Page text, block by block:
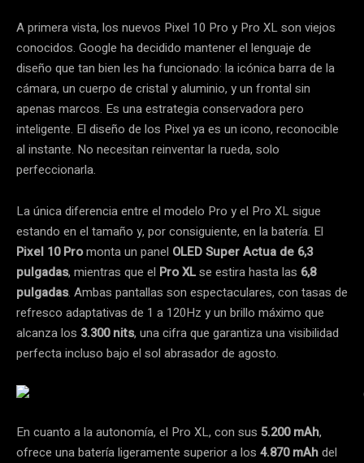
A primera vista, los nuevos Pixel 10 Pro y Pro XL son viejos
conocidos. Google ha decidido mantener el lenguaje de
diseño que tan bien les ha funcionado: la icónica barra de la
cámara, un cuerpo de cristal y aluminio, y un frontal sin
apenas marcos. Es una estrategia conservadora pero
inteligente. El diseño de los Pixel ya es un icono, reconocible
al instante. No necesitan reinventar la rueda, solo
perfeccionarla.
La única diferencia entre el modelo Pro y el Pro XL sigue
estando en el tamaño y, por consiguiente, en la batería. El
Pixel 10 Promonta un panel OLED Super Actua de 6,3
pulgadas, mientras que el Pro XLse estira hasta las 6,8
pulgadas. Ambas pantallas son espectaculares, con tasas de
refresco adaptativas de 1 a 120Hz y un brillo máximo que
alcanza los 3.300 nits, una cifra que garantiza una visibilidad
perfecta incluso bajo el sol abrasador de agosto.
En cuanto a la autonomía, el Pro XL, con sus 5.200 mAh,
ofrece una batería ligeramente superior a los 4.870 mAhdel